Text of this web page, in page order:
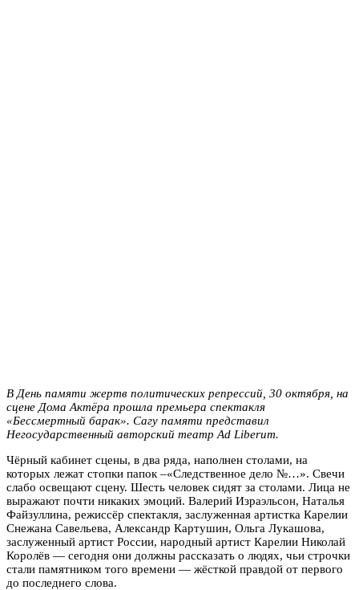
В День памяти жертв политических репрессий, 30 октября, на
сцене Дома Актёра прошла премьера спектакля
«Бессмертный барак». Сагу памяти представил
Негосударственный авторский театр Ad Liberum.
Чёрный кабинет сцены, в два ряда, наполнен столами, на
которых лежат стопки папок –«Следственное дело №…». Свечи
слабо освещают сцену. Шесть человек сидят за столами. Лица не
выражают почти никаких эмоций. Валерий Израэльсон, Наталья
Файзуллина, режиссёр спектакля, заслуженная артистка Карелии
Снежана Савельева, Александр Картушин, Ольга Лукашова,
заслуженный артист России, народный артист Карелии Николай
Королёв — сегодня они должны рассказать о людях, чьи строчки
стали памятником того времени — жёсткой правдой от первого
до последнего слова.